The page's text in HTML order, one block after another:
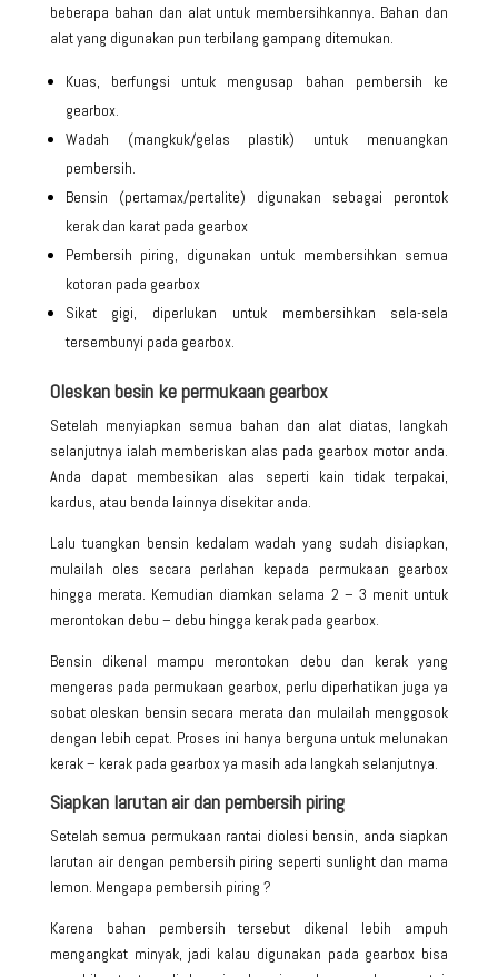
beberapa bahan dan alat untuk membersihkannya. Bahan dan
alat yang digunakan pun terbilang gampang ditemukan.
Kuas, berfungsi untuk mengusap bahan pembersih ke
gearbox.
Wadah (mangkuk/gelas plastik) untuk menuangkan
pembersih.
Bensin (pertamax/pertalite) digunakan sebagai perontok
kerak dan karat pada gearbox
Pembersih piring, digunakan untuk membersihkan semua
kotoran pada gearbox
Sikat gigi, diperlukan untuk membersihkan sela-sela
tersembunyi pada gearbox.
Oleskan besin ke permukaan gearbox
Setelah menyiapkan semua bahan dan alat diatas, langkah
selanjutnya ialah memberiskan alas pada gearbox motor anda.
Anda dapat membesikan alas seperti kain tidak terpakai,
kardus, atau benda lainnya disekitar anda.
Lalu tuangkan bensin kedalam wadah yang sudah disiapkan,
mulailah oles secara perlahan kepada permukaan gearbox
hingga merata. Kemudian diamkan selama 2 – 3 menit untuk
merontokan debu – debu hingga kerak pada gearbox.
Bensin dikenal mampu merontokan debu dan kerak yang
mengeras pada permukaan gearbox, perlu diperhatikan juga ya
sobat oleskan bensin secara merata dan mulailah menggosok
dengan lebih cepat. Proses ini hanya berguna untuk melunakan
kerak – kerak pada gearbox ya masih ada langkah selanjutnya.
Siapkan larutan air dan pembersih piring
Setelah semua permukaan rantai diolesi bensin, anda siapkan
larutan air dengan pembersih piring seperti sunlight dan mama
lemon. Mengapa pembersih piring ?
Karena bahan pembersih tersebut dikenal lebih ampuh
mengangkat minyak, jadi kalau digunakan pada gearbox bisa